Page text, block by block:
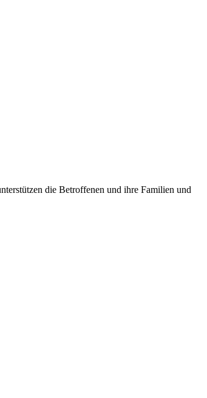
die Betroffenen und ihre Familien und